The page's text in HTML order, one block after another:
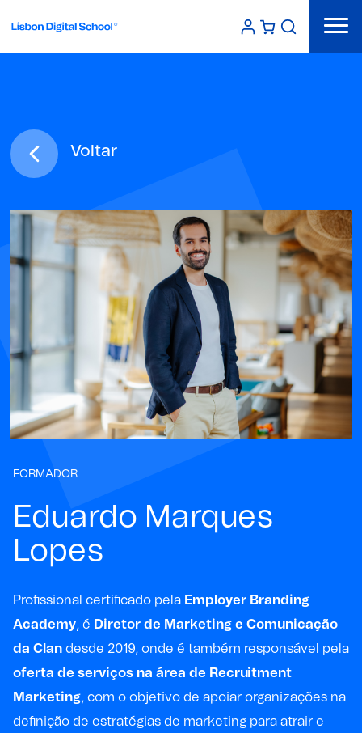
Voltar
FORMADOR
Eduardo Marques
Lopes
Profissional certificado pela Employer Branding
Academy, é Diretor de Marketing e Comunicação
da Clan desde 2019, onde é também responsável pela
oferta de serviços na área de Recruitment
Marketing, com o objetivo de apoiar organizações na
definição de estratégias de marketing para atrair e